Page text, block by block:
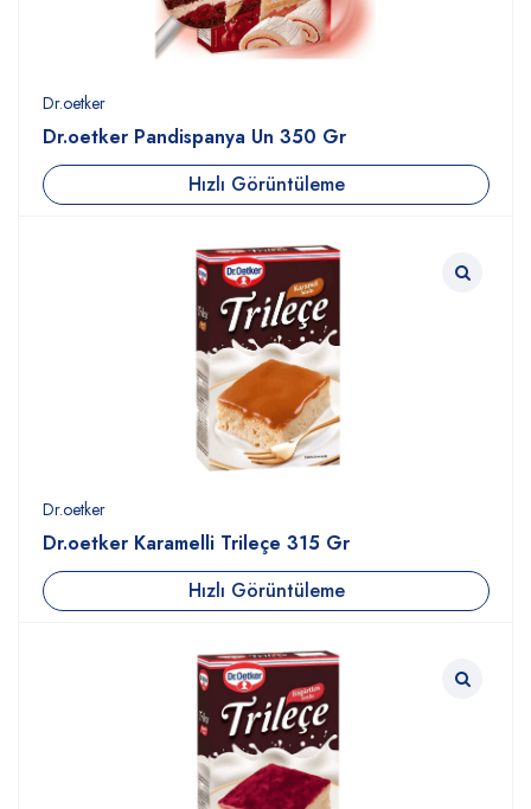
Dr.oetker
Dr.oetker Pandispanya Un 350 Gr
Hızlı Görüntüleme
Dr.oetker
Dr.oetker Karamelli Trileçe 315 Gr
Hızlı Görüntüleme